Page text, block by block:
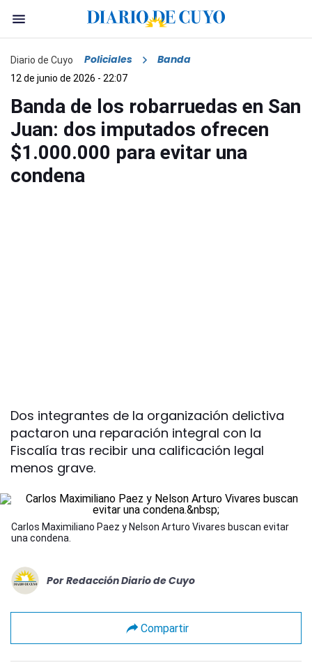
Diario de Cuyo Policiales Banda
12 de junio de 2026 - 22:07
Banda de los robarruedas en San
Juan: dos imputados ofrecen
$1.000.000 para evitar una
condena
Dos integrantes de la organización delictiva
pactaron una reparación integral con la
Fiscalía tras recibir una calificación legal
menos grave.
Carlos Maximiliano Paez y Nelson Arturo Vivares buscan evitar
una condena.
Por Redacción Diario de Cuyo
Compartir